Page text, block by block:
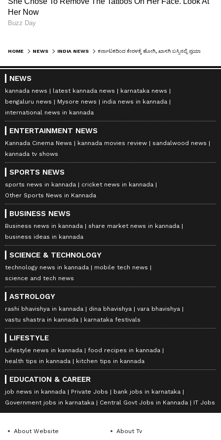
HOME NEWS INDIA NEWS
NEWS
kannada news latest kannada news
karnataka news
bengaluru news
Mysore news
india news in kannada
international news in kannada
ENTERTAINMENT NEWS
Kannada Cinema News kannada movies review
sandalwood news
kannada tv shows
SPORTS NEWS
sports news in kannada
cricket news in kannada
Other Sports News in Kannada
BUSINESS NEWS
Business news in kannada
share market news in kannada
business ideas in kannada
SCIENCE & TECHNOLOGY
technology news in kannada
mobile tech news
science and tech news
ASTROLOGY
rashi bhavishya in kannada dina bhavishya
vara bhavishya
vastu shastra in kannada
karnataka festivals
LIFESTYLE
Lifestyle news in kannada
food recipes in kannada
health tips in kannada
kitchen tips in kannada
EDUCATION & CAREER
job news in kannada Private Jobs
bank jobs in karnataka
Government jobs in karnataka
Central Govt Jobs in Kannada IT Jobs
About Website About Tv